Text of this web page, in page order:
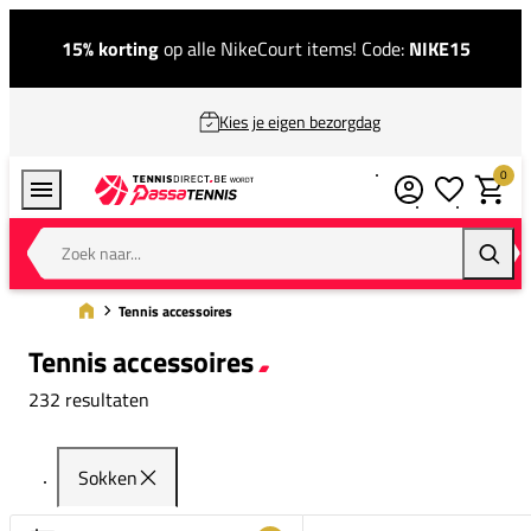
15% kortingop alle NikeCourt items! Code: NIKE15
Kies je eigen bezorgdag
Zoek naar...
0
Tennis accessoires
Tennis accessoires
232 resultaten
Sokken